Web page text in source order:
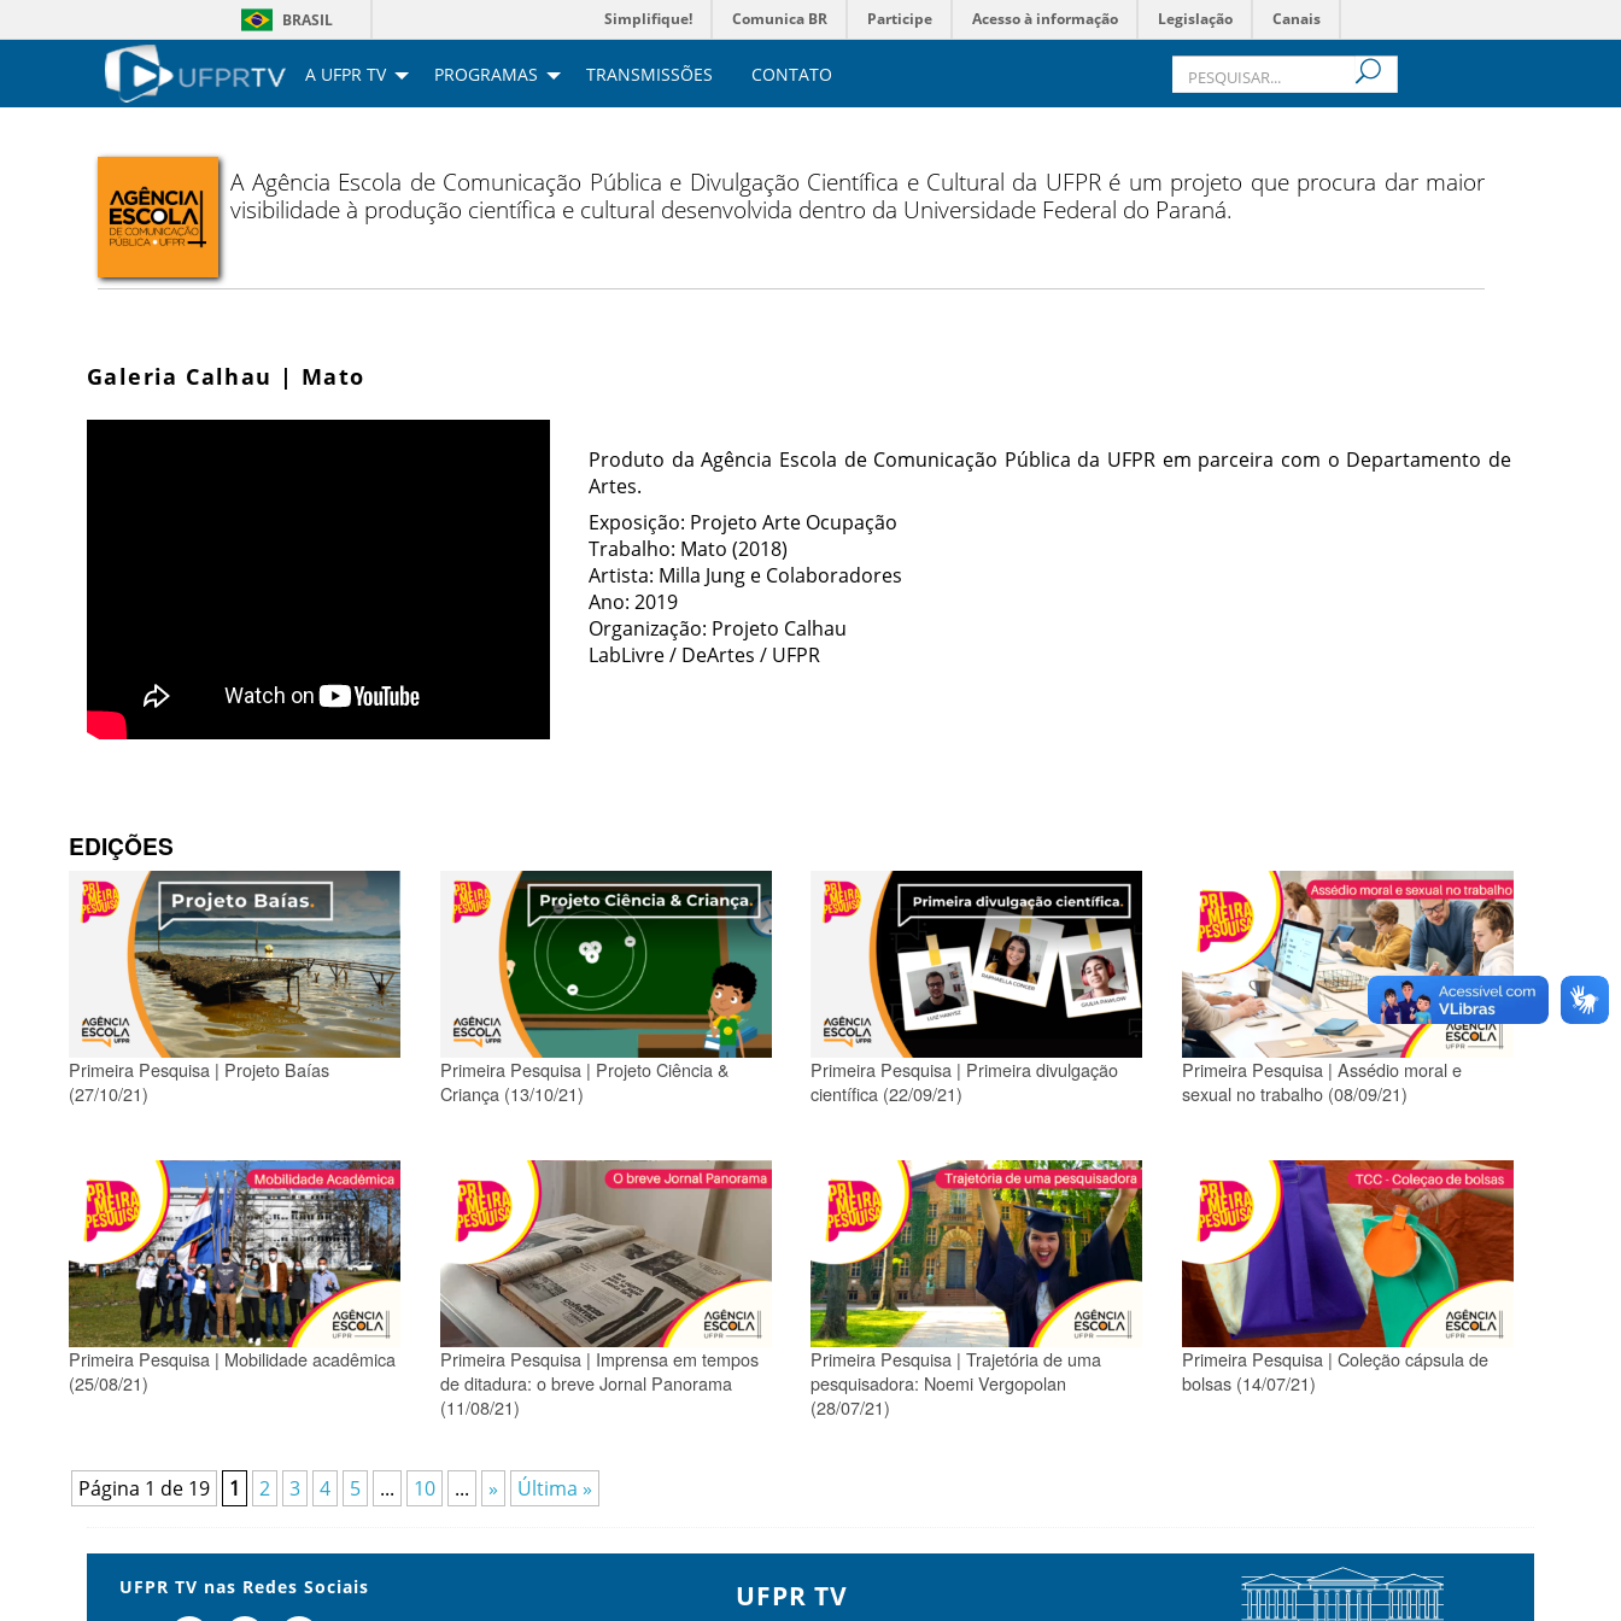
BRASIL Simplifique! Comunica BR Participe Acesso à informação Legislação Canais
A UFPR TV PROGRAMAS TRANSMISSÕES CONTATO
A Agência Escola de Comunicação Pública e Divulgação Científica e Cultural da UFPR é um projeto que procura dar maior
visibilidade à produção científica e cultural desenvolvida dentro da Universidade Federal do Paraná.
Galeria Calhau | Mato
Produto da Agência Escola de Comunicação Pública da UFPR em parceira com o Departamento de
Artes.
Exposição: Projeto Arte Ocupação
Trabalho: Mato (2018)
Artista: Milla Jung e Colaboradores
Ano: 2019
Organização: Projeto Calhau
LabLivre / DeArtes / UFPR
EDIÇÕES
Primeira Pesquisa | Projeto Baías
(27/10/21)
Primeira Pesquisa | Projeto Ciência &
Criança (13/10/21)
Primeira Pesquisa | Primeira divulgação
científica (22/09/21)
Primeira Pesquisa | Assédio moral e
sexual no trabalho (08/09/21)
Primeira Pesquisa | Mobilidade acadêmica
(25/08/21)
Primeira Pesquisa | Imprensa em tempos
de ditadura: o breve Jornal Panorama
(11/08/21)
Primeira Pesquisa | Trajetória de uma
pesquisadora: Noemi Vergopolan
(28/07/21)
Primeira Pesquisa | Coleção cápsula de
bolsas (14/07/21)
Página 1 de 19 1 2 3 4 5 ... 10 ... » Última »
UFPR TV nas Redes Sociais UFPR TV